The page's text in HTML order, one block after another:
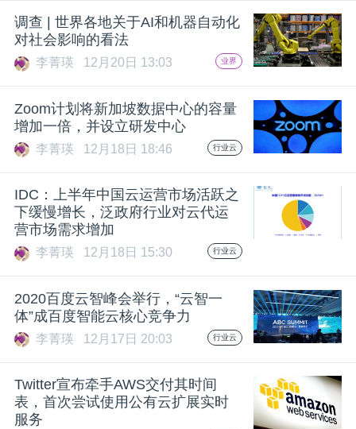
题
爱
搞
调查 | 世界各地关于AI和机器自动化
对社会影响的看法
李菁瑛 12月20日 13:03 业界
Zoom计划将新加坡数据中心的容量
增加一倍，并设立研发中心
李菁瑛 12月18日 18:46 行业云
IDC：上半年中国云运营市场活跃之
下缓慢增长，泛政府行业对云代运
营市场需求增加
李菁瑛 12月18日 15:30 行业云
2020百度云智峰会举行，“云智一
体”成百度智能云核心竞争力
李菁瑛 12月17日 20:03 行业云
Twitter宣布牵手AWS交付其时间
表，首次尝试使用公有云扩展实时
服务